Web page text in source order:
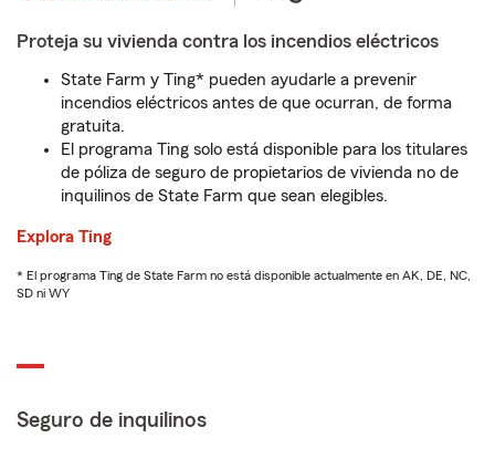
Proteja su vivienda contra los incendios eléctricos
State Farm y Ting* pueden ayudarle a prevenir
incendios eléctricos antes de que ocurran, de forma
gratuita.
El programa Ting solo está disponible para los titulares
de póliza de seguro de propietarios de vivienda no de
inquilinos de State Farm que sean elegibles.
Explora Ting
* El programa Ting de State Farm no está disponible actualmente en AK, DE, NC,
SD ni WY
Seguro de inquilinos